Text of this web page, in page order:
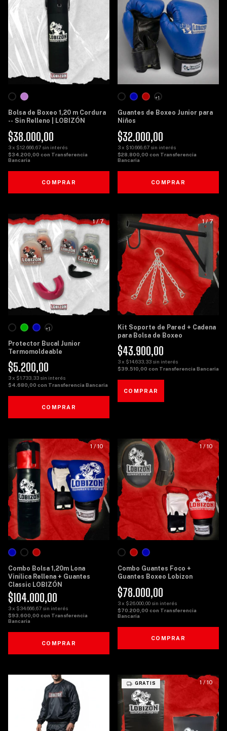
Bolsa de Boxeo 1,20 m Cordura
-- Sin Relleno | LOBIZÓN
$38.000,00
3x $12.666,67 sin interés
$34.200,00 con Transferencia
Bancaria
COMPRAR
Guantes de Boxeo Junior para
Niños
$32.000,00
3x $10.666,67 sin interés
$28.800,00 con Transferencia
Bancaria
+1
COMPRAR
1/7
Protector Bucal Junior
Termomoldeable
$5.200,00
3x $1.733,33 sin interés
$4.680,00 con Transferencia Bancaria
+1
COMPRAR
1/7
Kit Soporte de Pared + Cadena
para Bolsa de Boxeo
$43.900,00
3x $14.633,33 sin interés
$39.510,00 con Transferencia Bancaria
1/10
Combo Bolsa 1,20m Lona
Vinílica Rellena + Guantes
Classic LOBIZÓN
$104.000,00
3x $34.666,67 sin interés
$93.600,00 con Transferencia
Bancaria
COMPRAR
1/10
Combo Guantes Foco +
Guantes Boxeo Lobizon
$78.000,00
3x $26.000,00 sin interés
$70.200,00 con Transferencia
Bancaria
COMPRAR
1/10
GRATIS